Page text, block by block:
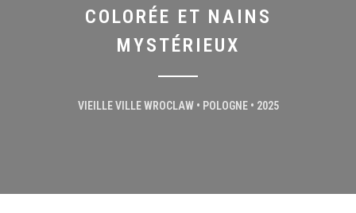
COLORÉE ET NAINS
MYSTÉRIEUX
VIEILLE VILLE WROCLAW • POLOGNE • 2025